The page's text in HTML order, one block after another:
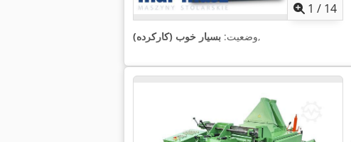
1 / 14
وضعیت: بسیار خوب (کارکرده) ,